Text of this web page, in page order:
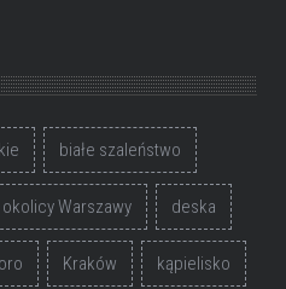
białe szaleństwo
Warszawy deska
Kraków kąpielisko